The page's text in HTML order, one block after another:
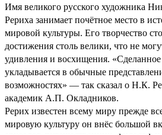
Имя великого русского художника
Рериха занимает почётное место в
мировой культуры. Его творчество
достижения столь велики, что не
удивления и восхищения.
укладывается в обычные
возможностях» — так сказал о Н.К.
академик А.П. Окладников.
Рерих известен всему миру прежде
мировую культуру он внёс большой